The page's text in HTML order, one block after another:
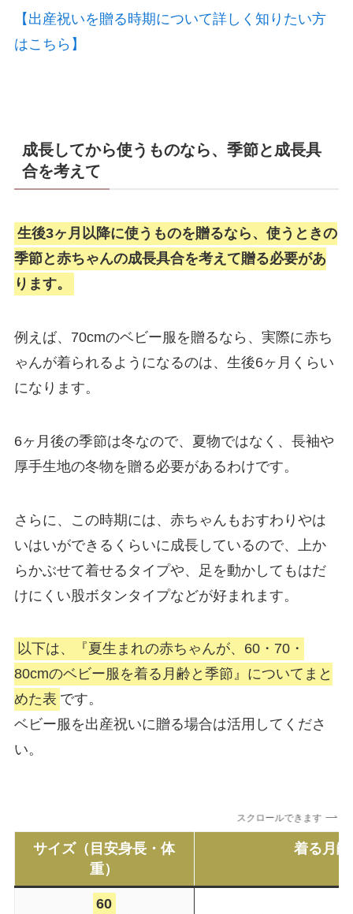
【出産祝いを贈る時期について詳しく知りたい方
はこちら】
成長してから使うものなら、季節と成長具
合を考えて
生後3ヶ月以降に使うものを贈るなら、使うときの
季節と赤ちゃんの成長具合を考えて贈る必要があ
ります。
例えば、70cmのベビー服を贈るなら、実際に赤ち
ゃんが着られるようになるのは、生後6ヶ月くらい
になります。
6ヶ月後の季節は冬なので、夏物ではなく、長袖や
厚手生地の冬物を贈る必要があるわけです。
さらに、この時期には、赤ちゃんもおすわりやは
いはいができるくらいに成長しているので、上か
らかぶせて着せるタイプや、足を動かしてもはだ
けにくい股ボタンタイプなどが好まれます。
以下は、『夏生まれの赤ちゃんが、60・70・
80cmのベビー服を着る月齢と季節』についてまと
めた表 です。
ベビー服を出産祝いに贈る場合は活用してくださ
い。
スクロールできます
サイズ（目安身長・体
重）
着る月
60